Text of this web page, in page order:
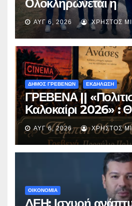
Ολοκληρώνεται η
ασφαλτόστρωση
Περιβόλι – Αβδέλλα
ΑΥΓ 6, 2026 ΧΡΉΣΤΟΣ
ΔΗΜΟΣ ΓΡΕΒΕΝΩΝ ΕΚΔΗΛΩΣΗ
ΓΡΕΒΕΝΑ ||
Καλοκαίρι 2026» :
με την βραβευμένη
«Μικρές Ανάσες».
ΑΥΓ 6, 2026 ΧΡΉΣΤΟΣ
ΟΙΚΟΝΟΜΙΑ